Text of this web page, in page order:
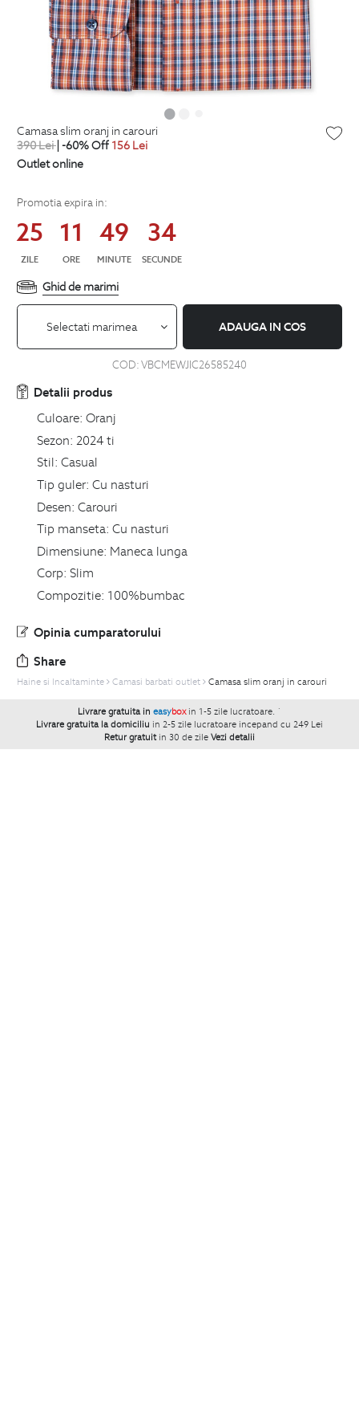
camasa slim oranj in carouri
390Lei| -60% Off 156 Lei
Outlet online
Promotia expira in:
25
ZILE
11
ORE
49
MINUTE
33
SECUNDE
Ghid de marimi
Selectati marimea ADAUGA IN COS
COD:VBCMEWJIC26585240
Detalii produs
Culoare: Oranj
Sezon: 2024 ti
Stil: Casual
Tip guler: Cu nasturi
Desen: Carouri
Tip manseta: Cu nasturi
Dimensiune: Maneca lunga
Corp: Slim
Compozitie: 100%bumbac
Opinia cumparatorului
Share
Haine si Incaltaminte Camasi barbati outlet Camasa slim oranj in carouri
Livrare gratuita in easybox in 1-5 zile lucratoare. `
Livrare gratuita la domiciliu in 2-5 zile lucratoare incepand cu 249 Lei
Retur gratuit in 30 de zile Vezi detalii